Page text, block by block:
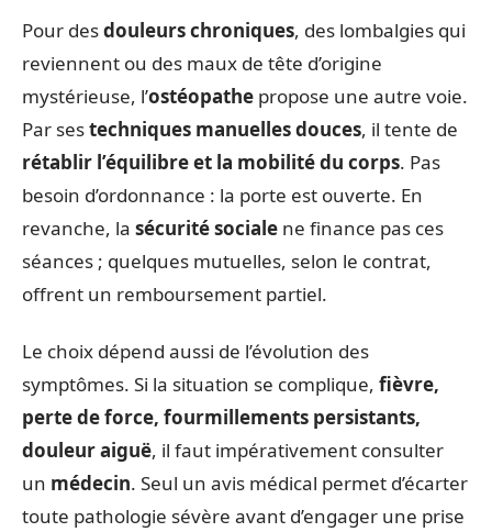
Pour desdouleurs chroniques, des lombalgies qui
reviennent ou des maux de tête d’origine
mystérieuse, l’ostéopathe propose une autre voie.
Par sestechniques manuelles douces, il tente de
rétablir l’équilibre et la mobilité du corps. Pas
besoin d’ordonnance : la porte est ouverte. En
revanche, la sécurité sociale ne finance pas ces
séances ; quelques mutuelles, selon le contrat,
offrent un remboursement partiel.
Le choix dépend aussi de l’évolution des
symptômes. Si la situation se complique, fièvre,
perte de force, fourmillements persistants,
douleur aiguë, il faut impérativement consulter
un médecin. Seul un avis médical permet d’écarter
toute pathologie sévère avant d’engager une prise